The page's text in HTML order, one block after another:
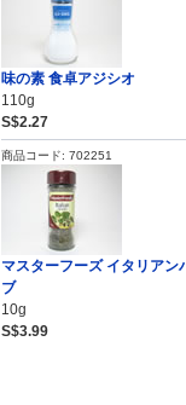
味の素 食卓アジシオ
110g
S$2.27
商品コード: 702251
マスターフーズ イタリアン
ブ
10g
S$3.99